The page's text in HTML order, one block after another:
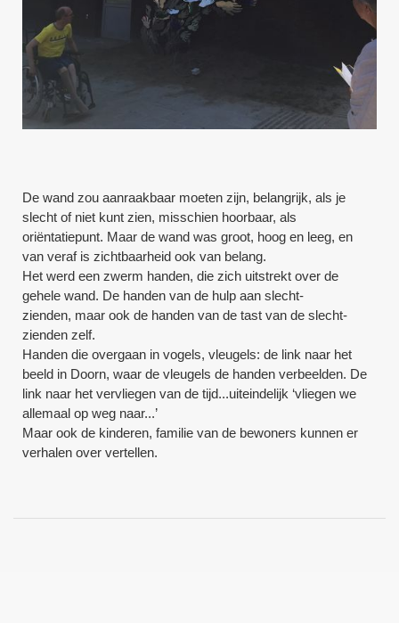
De wand zou aanraakbaar moeten zijn, belangrijk, als je
slecht of niet kunt zien, misschien hoorbaar, als
oriëntatiepunt. Maar de wand was groot, hoog en leeg, en
van veraf is zichtbaarheid ook van belang.
Het werd een zwerm handen, die zich uitstrekt over de
gehele wand. De handen van de hulp aan slecht-
zienden, maar ook de handen van de tast van de slecht-
zienden zelf.
Handen die overgaan in vogels, vleugels: de link naar het
beeld in Doorn, waar de vleugels de handen verbeelden. De
link naar het vervliegen van de tijd...uiteindelijk ‘vliegen we
allemaal op weg naar...’
Maar ook de kinderen, familie van de bewoners kunnen er
verhalen over vertellen.